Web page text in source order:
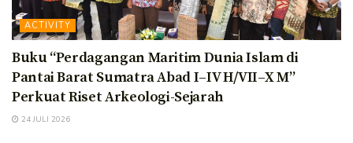
ACTIVITY
Buku “Perdagangan Maritim Dunia Islam di
Pantai Barat Sumatra Abad I–IV H/VII–X M”
Perkuat Riset Arkeologi-Sejarah
24 JULI 2026